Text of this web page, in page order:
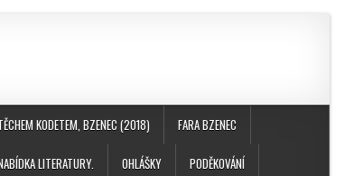
KODETEM, BZENEC (2018) FARA BZENEC
LITERATURY. OHLÁŠKY PODĚKOVÁNÍ